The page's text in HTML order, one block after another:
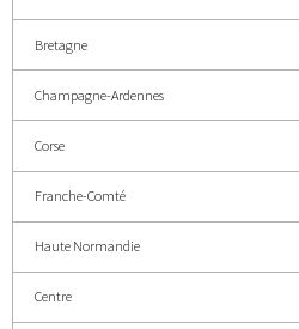
Bretagne
Champagne-Ardennes
Corse
Franche-Comté
Haute Normandie
Centre